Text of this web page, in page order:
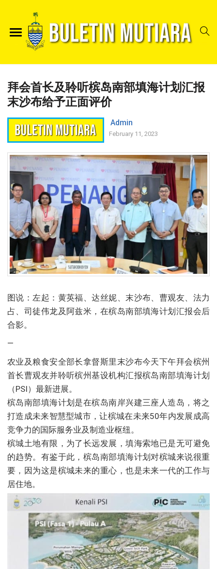
拜会首长及聆听槟岛南部填海计划汇报
末沙布给予正面评价
Admin
February 11, 2023
图说：左起：黄英福、达丝妮、末沙布、曹观友、法力
占、司徒伟龙及阿兹米，在槟岛南部填海计划汇报会后
合影。
—
农业及粮食安全部长拿督斯里末沙布今天下午拜会槟州
首长曹观友并聆听槟州基设机构汇报槟岛南部填海计划
（PSI）最新进展。
槟岛南部填海计划是在槟岛南岸兴建三座人造岛，将之
打造成未来智慧型城市，让槟城在未来50年内发展成高
竞争力的国际服务业及制造业枢纽。
槟城土地有限，为了长远发展，填海索地已是无可避免
的趋势。有鉴于此，槟岛南部填海计划对槟城来说很重
要，因为这是槟城未来的重心，也是未来一代的工作与
居住地。